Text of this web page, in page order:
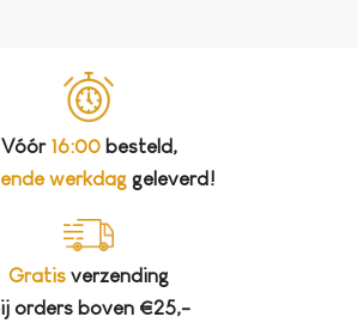
Vóór 16:00besteld,
werkdag geleverd!
Gratis verzending
orders boven €25,-